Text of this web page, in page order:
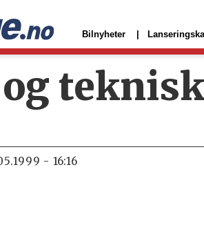
Bilnyheter
- 16:16